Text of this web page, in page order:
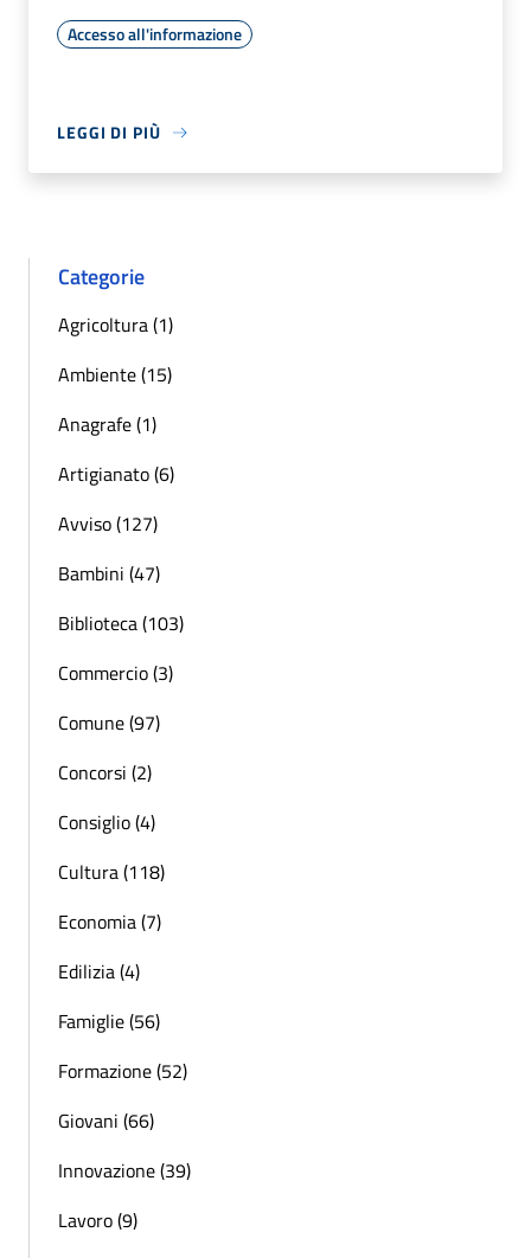
Accesso all'informazione
LEGGI DI PIÙ
Categorie
Agricoltura (1)
Ambiente (15)
Anagrafe (1)
Artigianato (6)
Avviso (127)
Bambini (47)
Biblioteca (103)
Commercio (3)
Comune (97)
Concorsi (2)
Consiglio (4)
Cultura (118)
Economia (7)
Edilizia (4)
Famiglie (56)
Formazione (52)
Giovani (66)
Innovazione (39)
Lavoro (9)